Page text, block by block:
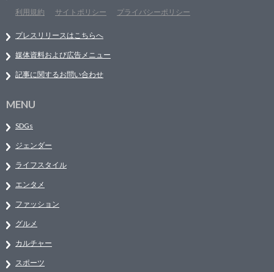
利用規約
サイトポリシー プライバシーポリシー
プレスリリースはこちらへ
媒体資料および広告メニュー
記事に関するお問い合わせ
MENU
SDGs
ジェンダー
ライフスタイル
エンタメ
ファッション
グルメ
カルチャー
スポーツ